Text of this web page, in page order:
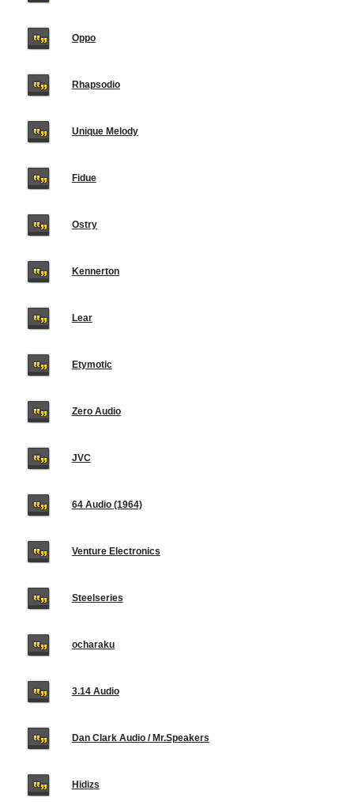
Oppo
Rhapsodio
Unique Melody
Fidue
Ostry
Kennerton
Lear
Etymotic
Zero Audio
JVC
64 Audio (1964)
Venture Electronics
Steelseries
ocharaku
3.14 Audio
Dan Clark Audio / Mr.Speakers
Hidizs